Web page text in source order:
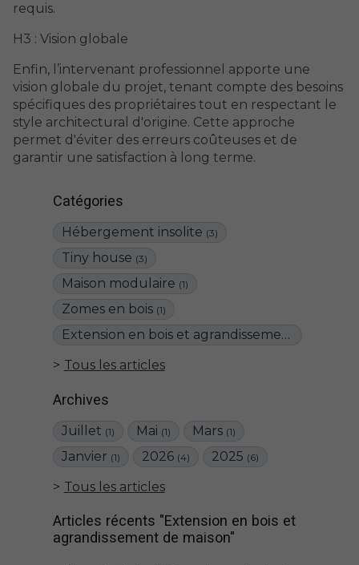
Catégories
Hébergement insolite (3)
Tiny house (3)
Maison modulaire (1)
Zomes en bois (1)
Extension en bois et agrandissement de maison
Tous les articles
Archives
Juillet (1) Mai (1) Mars (1)
Janvier (1) 2026 (4) 2025 (6)
Tous les articles
Articles récents "Extension en bois et
agrandissement de maison"
requis.
H3 : Vision globale
Enfin, l’intervenant professionnel apporte une
vision globale du projet, tenant compte des besoins
spécifiques des propriétaires tout en respectant le
style architectural d'origine. Cette approche
permet d'éviter des erreurs coûteuses et de
garantir une satisfaction à long terme.